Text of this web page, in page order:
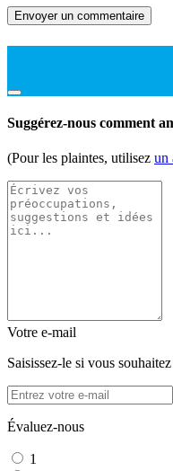
Envoyer un commentaire
Suggérez-nous comment
(Pour les plaintes, utilisez un
Votre e-mail
Saisissez-le si vous
Évaluez-nous
1